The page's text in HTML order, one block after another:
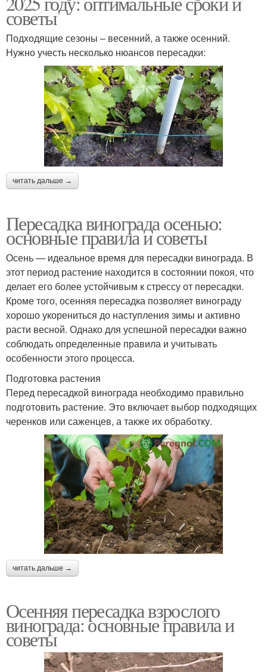
советы
Подходящие сезоны – весенний, а также осенний.
Нужно учесть несколько нюансов пересадки:
читать дальше →
Пересадка винограда осенью:
основные правила и советы
Осень — идеальное время для пересадки винограда. В
этот период растение находится в состоянии покоя, что
делает его более устойчивым к стрессу от пересадки.
Кроме того, осенняя пересадка позволяет винограду
хорошо укорениться до наступления зимы и активно
расти весной. Однако для успешной пересадки важно
соблюдать определенные правила и учитывать
особенности этого процесса.
Подготовка растения
Перед пересадкой винограда необходимо правильно
подготовить растение. Это включает выбор подходящих
черенков или саженцев, а также их обработку.
читать дальше →
Осенняя пересадка взрослого
винограда: основные правила и
советы